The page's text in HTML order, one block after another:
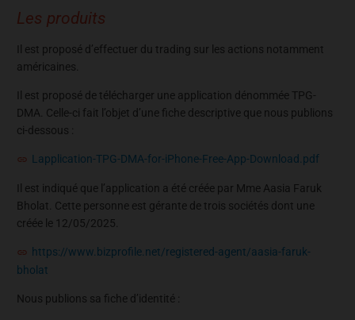
Les produits
Il est proposé d’effectuer du trading sur les actions notamment
américaines.
Il est proposé de télécharger une application dénommée TPG-
DMA. Celle-ci fait l’objet d’une fiche descriptive que nous publions
ci-dessous :
Lapplication-TPG-DMA-for-iPhone-Free-App-Download.pdf
Il est indiqué que l’application a été créée par Mme Aasia Faruk
Bholat. Cette personne est gérante de trois sociétés dont une
créée le 12/05/2025.
https://www.bizprofile.net/registered-agent/aasia-faruk-
bholat
Nous publions sa fiche d’identité :